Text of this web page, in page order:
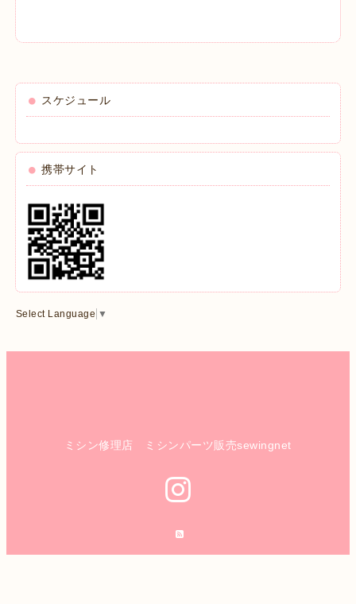
スケジュール
携帯サイト
Select Language ▼
ミシン修理店 ミシンパーツ販売sewingnet